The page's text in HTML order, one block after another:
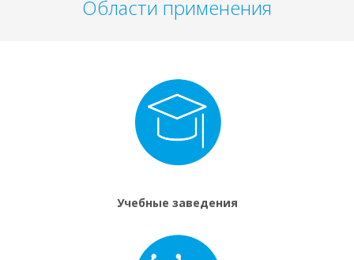
Области применения
Учебные заведения